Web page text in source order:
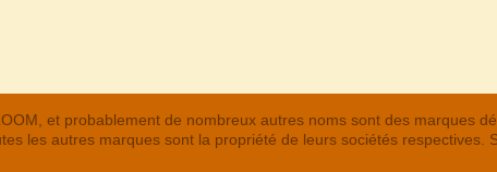
et probablement de nombreux autres noms sont des marques
les autres marques sont la propriété de leurs sociétés respectives.